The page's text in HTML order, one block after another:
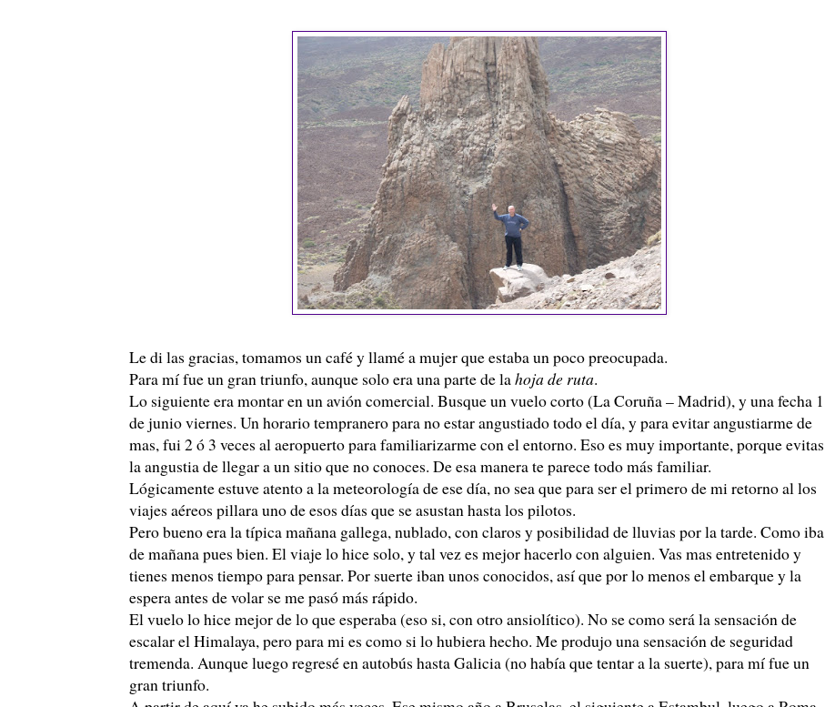
Le di las gracias, tomamos un café y llamé a mujer que estaba un poco preocupada.
Para mí fue un gran triunfo, aunque solo era una parte de lahoja de ruta.
Lo siguiente era montar en un avión comercial. Busque un vuelo corto (La Coruña – Madrid), y una fecha 1
de junio viernes. Un horario tempranero para no estar angustiado todo el día, y para evitar angustiarme de
mas, fui 2 ó 3 veces al aeropuerto para familiarizarme con el entorno. Eso es muy importante, porque evitas
la angustia de llegar a un sitio que no conoces. De esa manera te parece todo más familiar.
Lógicamente estuve atento a la meteorología de ese día, no sea que para ser el primero de mi retorno al los
viajes aéreos pillara uno de esos días que se asustan hasta los pilotos.
Pero bueno era la típica mañana gallega, nublado, con claros y posibilidad de lluvias por la tarde. Como iba
de mañana pues bien. El viaje lo hice solo, y tal vez es mejor hacerlo con alguien. Vas mas entretenido y
tienes menos tiempo para pensar. Por suerte iban unos conocidos, así que por lo menos el embarque y la
espera antes de volar se me pasó más rápido.
El vuelo lo hice mejor de lo que esperaba (eso si, con otro ansiolítico). No se como será la sensación de
escalar el Himalaya, pero para mi es como si lo hubiera hecho. Me produjo una sensación de seguridad
tremenda. Aunque luego regresé en autobús hasta Galicia (no había que tentar a la suerte), para mí fue un
gran triunfo.